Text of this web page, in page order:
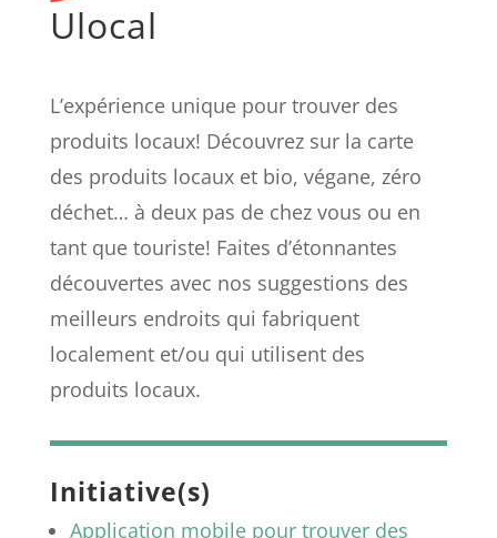
Ulocal
L’expérience unique pour trouver des
produits locaux! Découvrez sur la carte
des produits locaux et bio, végane, zéro
déchet… à deux pas de chez vous ou en
tant que touriste! Faites d’étonnantes
découvertes avec nos suggestions des
meilleurs endroits qui fabriquent
localement et/ou qui utilisent des
produits locaux.
Initiative(s)
Application mobile pour trouver des